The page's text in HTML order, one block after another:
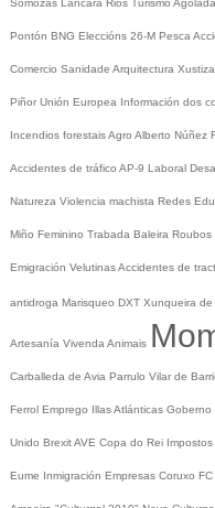
Somozas Láncara Riós Turismo Agolada
Pontón BNG Eleccións 26-M Pesca
Comercio Sanidade Arquitectura Xustiza
Piñor Unión Europea Información dos
Incendios forestaisAgro Alberto Núñez
Accidentes de tráfico AP-9 Laboral
Natureza Violencia machista Redes
Miño Feminino Trabada Baleira Roubos
Emigración VelutinasAccidentes de
antidroga Marisqueo DXT Xunqueira
Artesanía Vivenda Animais
Carballeda de Avia Parrulo Vilar de
Ferrol Emprego Illas Atlánticas Goberno
Unido BrexitAVE Copa do Rei Impostos
Eume Inmigración Empresas Coruxo FC